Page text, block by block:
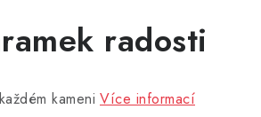
radosti
kameni Více informací